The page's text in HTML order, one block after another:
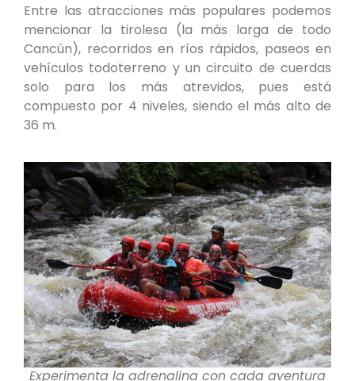
Entre las atracciones más populares podemos
mencionar la tirolesa (la más larga de todo
Cancún), recorridos en ríos rápidos, paseos en
vehículos todoterreno y un circuito de cuerdas
solo para los más atrevidos, pues está
compuesto por 4 niveles, siendo el más alto de
36 m.
Experimenta la adrenalina con cada aventura